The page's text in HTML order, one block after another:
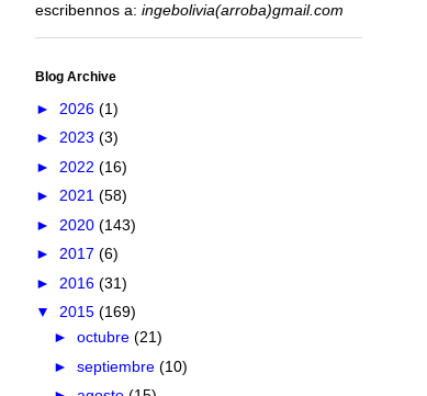
escribennos a: ingebolivia(arroba)gmail.com
Blog Archive
► 2026 (1)
► 2023 (3)
► 2022 (16)
► 2021 (58)
► 2020 (143)
► 2017 (6)
► 2016 (31)
▼ 2015 (169)
►octubre(21)
►septiembre(10)